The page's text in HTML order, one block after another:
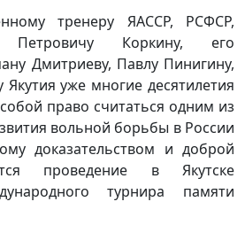
тренеру ЯАССР, РСФСР,
Коркину, его
Дмитриеву, Павлу Пинигину,
Якутия уже многие десятилетия
право считаться одним из
вольной борьбы в России
доказательством и доброй
проведение в Якутске
турнира памяти